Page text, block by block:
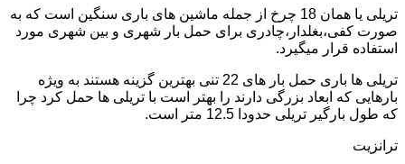
تریلی یا همان 18 چرخ از جمله ماشین های باری سنگین است که به
صورت کفی،بغلدار،چادری برای حمل بار شهری و بین شهری مورد
استفاده قرار میگیرد.
تریلی ها باری حمل بار های 22 تنی بهترین گزینه هستند به ویژه
بارهایی که ابعاد بزرگی دارند را بهتر است با تریلی ها حمل کرد چرا
که طول بارگیر تریلی حدودا 12.5 متر است.
ترانزیت